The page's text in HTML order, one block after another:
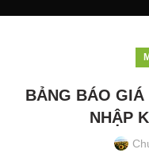
BẢNG BÁO GIÁ
NHẬP